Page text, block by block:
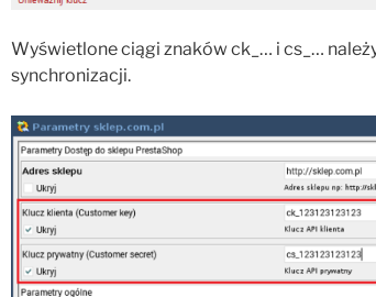
Wyświetlone ciągi znaków ck_… i cs_…
synchronizacji.